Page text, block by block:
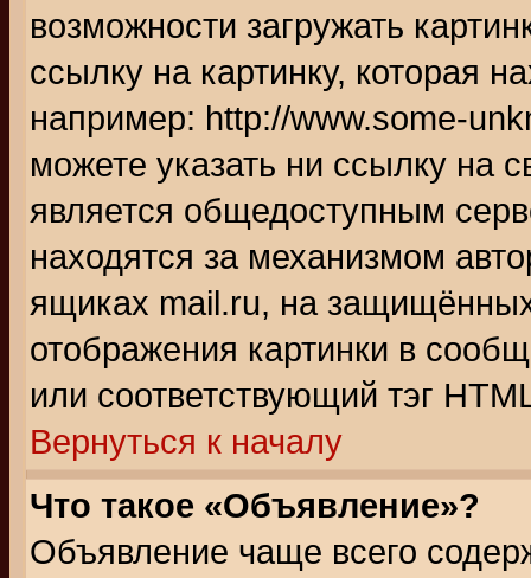
возможности загружать
ссылку на картинку, которая
например: http://www.some-
можете указать ни ссылку на
является общедоступным
находятся за механизмом
ящиках mail.ru, на
отображения картинки в
или соответствующий тэг
Вернуться к началу
Что такое «Объявление»?
Объявление чаще всего